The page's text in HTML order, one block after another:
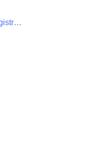
Activités du Comité de surveillance et Révolutionnaire de Quimper Odet : registre de contrôle des passeports , 31 I_QUI 2